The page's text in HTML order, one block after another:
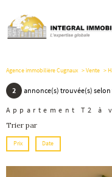
Agence immobilière Cugnaux Vente
2 annonce(s) trouvée(s) selon
Appartement T2 à
Trier par
Prix Date